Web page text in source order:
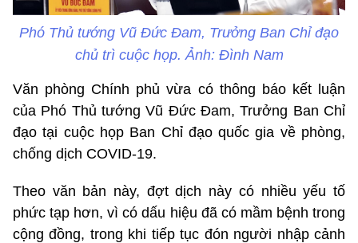
Phó Thủ tướng Vũ Đức Đam, Trưởng Ban Chỉ đạo
chủ trì cuộc họp. Ảnh: Đình Nam
Văn phòng Chính phủ vừa có thông báo kết luận
của Phó Thủ tướng Vũ Đức Đam, Trưởng Ban Chỉ
đạo tại cuộc họp Ban Chỉ đạo quốc gia về phòng,
chống dịch COVID-19.
Theo văn bản này, đợt dịch này có nhiều yếu tố
phức tạp hơn, vì có dấu hiệu đã có mầm bệnh trong
cộng đồng, trong khi tiếp tục đón người nhập cảnh